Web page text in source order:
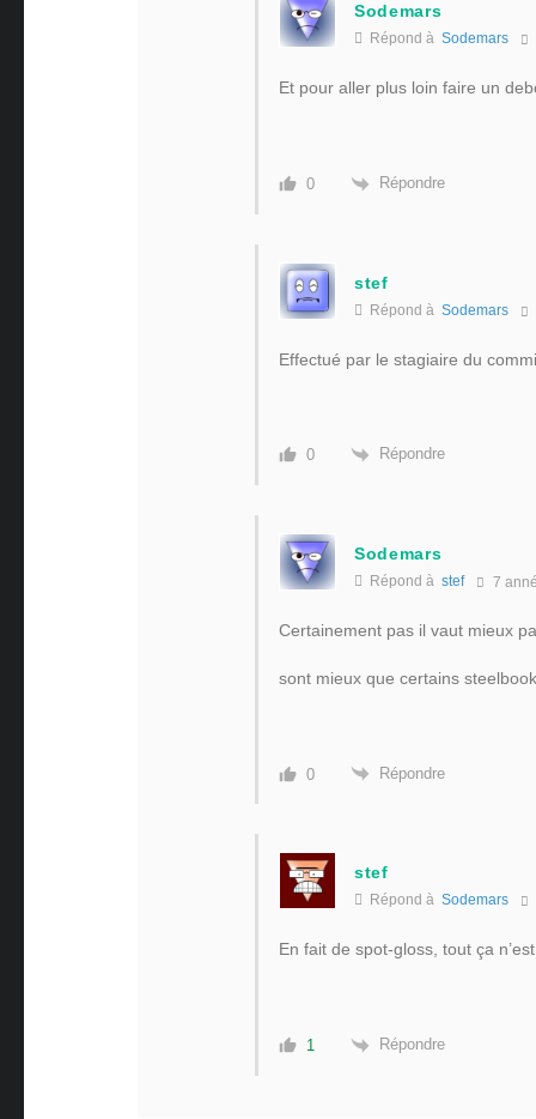
Sodemars
Répond à Sodemars
Et pour aller plus loin faire un
0 Répondre
stef
Répond à Sodemars
Effectué par le stagiaire du
0 Répondre
Sodemars
Répond à stef 7
Certainement pas il vaut mieux
sont mieux que certains steelbook
0 Répondre
stef
Répond à Sodemars
En fait de spot-gloss, tout ça
1 Répondre